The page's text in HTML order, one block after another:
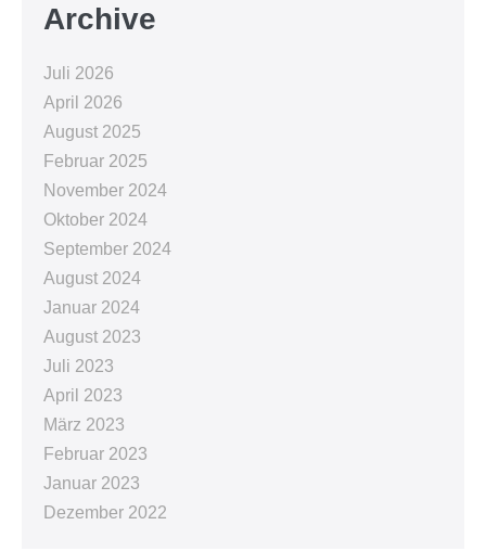
Archive
Juli 2026
April 2026
August 2025
Februar 2025
November 2024
Oktober 2024
September 2024
August 2024
Januar 2024
August 2023
Juli 2023
April 2023
März 2023
Februar 2023
Januar 2023
Dezember 2022